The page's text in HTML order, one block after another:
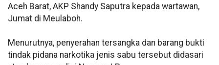
Aceh Barat, AKP Shandy Saputra kepada wartawan,
Jumat di Meulaboh.
Menurutnya, penyerahan tersangka dan barang bukti
tindak pidana narkotika jenis sabu tersebut didasari